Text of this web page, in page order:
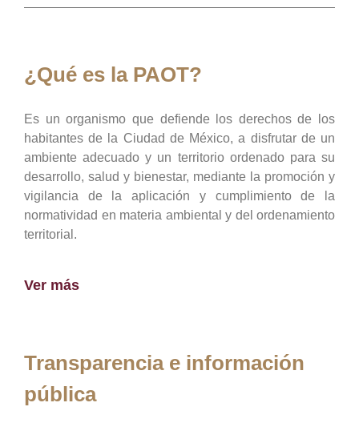
¿Qué es la PAOT?
Es un organismo que defiende los derechos de los
habitantes de la Ciudad de México, a disfrutar de un
ambiente adecuado y un territorio ordenado para su
desarrollo, salud y bienestar, mediante la promoción y
vigilancia de la aplicación y cumplimiento de la
normatividad en materia ambiental y del ordenamiento
territorial.
Ver más
Transparencia e información
pública